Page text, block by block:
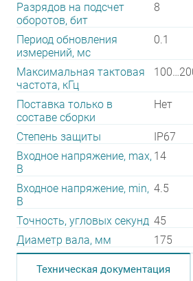
Разрядов на подсчет
оборотов, бит
8
Период обновления
измерений, мс
0.1
Максимальная тактовая
частота, кГц
Поставка только в
составе сборки
Нет
Степень защиты
IP67
Входное напряжение, max,
В
14
Входное напряжение, min,
В
4.5
Точность, угловых секунд 45
Диаметр вала, мм
175
Техническая документация